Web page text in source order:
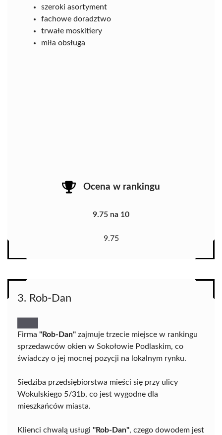
szeroki asortyment
fachowe doradztwo
trwałe moskitiery
miła obsługa
Ocena w rankingu
9.75 na 10
9.75
3. Rob-Dan
Firma "Rob-Dan" zajmuje trzecie miejsce w rankingu
sprzedawców okien w Sokołowie Podlaskim, co
świadczy o jej mocnej pozycji na lokalnym rynku.
Siedziba przedsiębiorstwa mieści się przy ulicy
Wokulskiego 5/31b, co jest wygodne dla
mieszkańców miasta.
Klienci chwalą usługi "Rob-Dan", czego dowodem jest